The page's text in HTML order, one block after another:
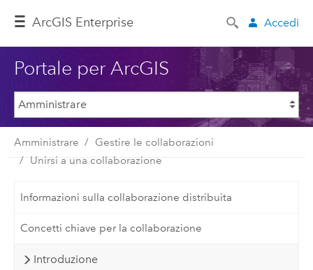
ArcGIS Enterprise Accedi
Portale per ArcGIS
Amministrare
Gestire le collaborazioni
Unirsi a una collaborazione
Informazioni sulla collaborazione distribuita
Concetti chiave per la collaborazione
Introduzione